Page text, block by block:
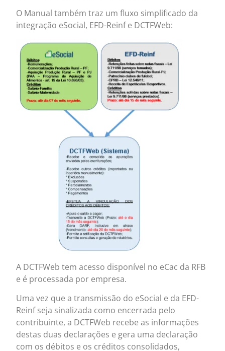
O Manual também traz um fluxo simplificado da
integração eSocial, EFD-Reinf e DCTFWeb:
A DCTFWeb tem acesso disponível no eCac da RFB
e é processada por empresa.
Uma vez que a transmissão do eSocial e da EFD-
Reinf seja sinalizada como encerrada pelo
contribuinte, a DCTFWeb recebe as informações
destas duas declarações e gera uma declaração
com os débitos e os créditos consolidados,